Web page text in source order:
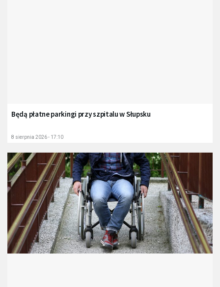
Będą płatne parkingi przy szpitalu w Słupsku
8 sierpnia 2026 - 17:10